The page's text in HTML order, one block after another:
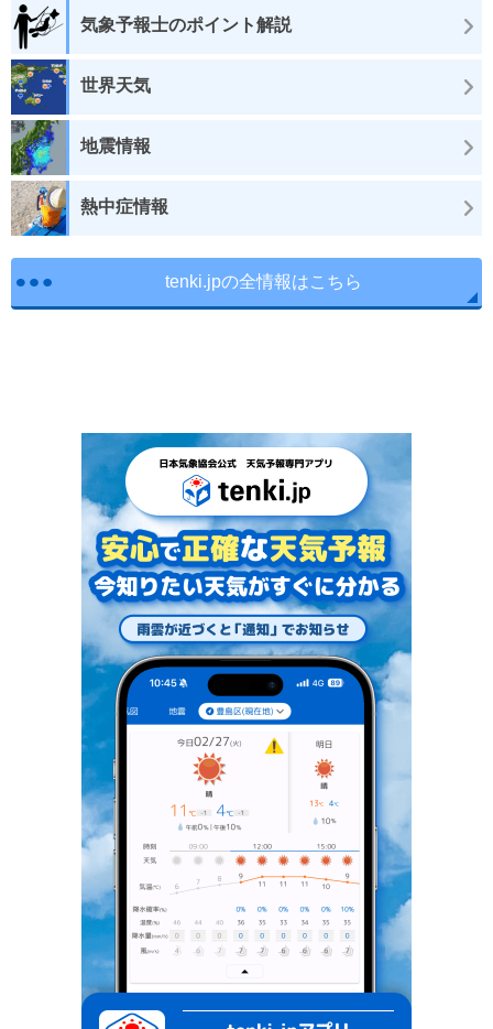
気象予報士のポイント解説
世界天気
地震情報
熱中症情報
tenki.jpの全情報はこちら